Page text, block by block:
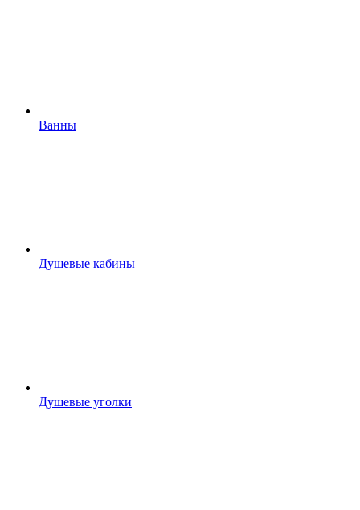
Ванны
Душевые кабины
Душевые уголки